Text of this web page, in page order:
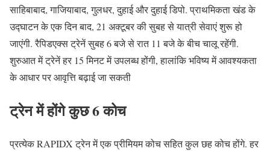
साहिबाबाद, गाजियाबाद, गुलधर, दुहाई और दुहाई डिपो. प्राथमिकता खंड के
उद्घाटन के एक दिन बाद, 21 अक्टूबर की सुबह से यात्री सेवाएं शुरू हो
जाएंगी. रैपिडएक्स ट्रेनें सुबह 6 बजे से रात 11 बजे के बीच चालू रहेंगी.
शुरुआत में ट्रेनें हर 15 मिनट में उपलब्ध होंगी, हालांकि भविष्य में आवश्यकता
के आधार पर आवृत्ति बढ़ाई जा सकती
ट्रेन में होंगे कुछ 6 कोच
प्रत्येक RAPIDX ट्रेन में एक प्रीमियम कोच सहित कुल छह कोच होंगे. हर